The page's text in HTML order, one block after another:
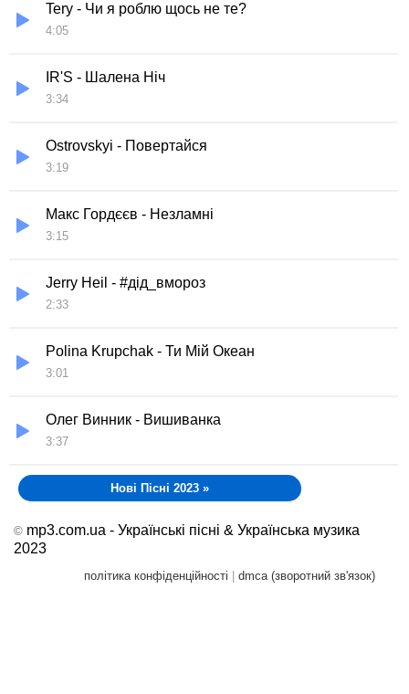
Tery - Чи я роблю щось не те?
4:05
IR'S - Шалена Ніч
3:34
Ostrovskyi - Повертайся
3:19
Макс Гордєєв - Незламні
3:15
Jerry Heil - #дід_вмороз
2:33
Polina Krupchak - Ти Мій Океан
3:01
Олег Винник - Вишиванка
3:37
Нові Пісні 2023 »
© mp3.com.ua - Українські пісні & Українська музика
2023
політика конфіденційності dmca (зворотний зв'язок)